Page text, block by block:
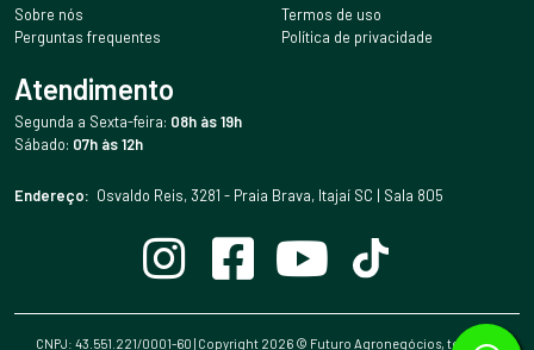
Sobre nós
Perguntas frequentes
Termos de uso
Política de privacidade
Atendimento
Segunda a Sexta-feira: 08h às 19h
Sábado: 07h às 12h
Endereço: Osvaldo Reis, 3281 - Praia Brava, Itajaí SC | Sala 805
CNPJ: 43.551.221/0001-60 | Copyright 2026© Futuro Agronegócios, todos os